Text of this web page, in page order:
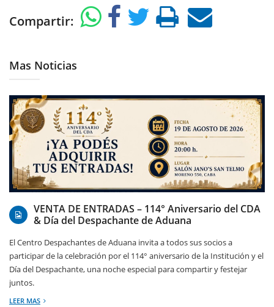
Compartir:
Mas Noticias
07/08/2026
VENTA DE ENTRADAS – 114° Aniversario del CDA
& Día del Despachante de Aduana
El Centro Despachantes de Aduana invita a todos sus socios a
participar de la celebración por el 114° aniversario de la Institución y el
Día del Despachante, una noche especial para compartir y festejar
juntos.
LEER MAS